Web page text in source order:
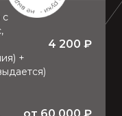
с
+
4 200 ₽